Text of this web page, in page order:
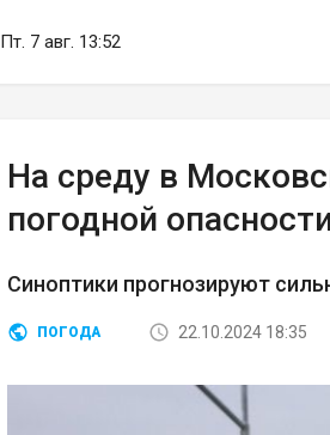
Пт. 7 авг. 13:52
На среду в
погодной
Синоптики прогнозируют
ПОГОДА 22.10.2024 18:35